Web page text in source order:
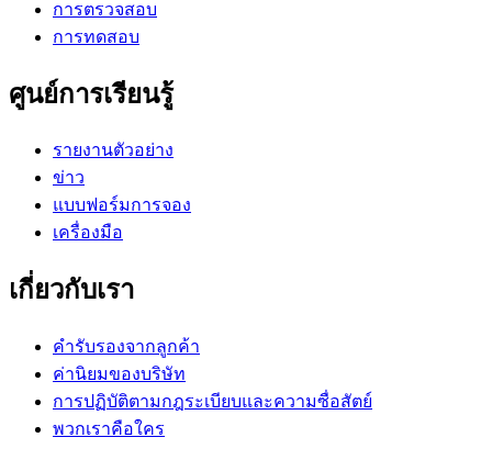
การตรวจสอบ
การทดสอบ
ศูนย์การเรียนรู้
รายงานตัวอย่าง
ข่าว
แบบฟอร์มการจอง
เครื่องมือ
เกี่ยวกับเรา
คำรับรองจากลูกค้า
ค่านิยมของบริษัท
การปฏิบัติตามกฎระเบียบและความซื่อสัตย์
พวกเราคือใคร